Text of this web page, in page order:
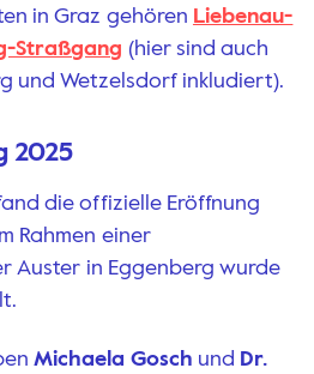
in Graz gehören Liebenau-
Straßgang (hier sind auch
und Wetzelsdorf inkludiert).
2025
die offizielle Eröffnung
Rahmen einer
Auster in Eggenberg wurde
Michaela Gosch und Dr.